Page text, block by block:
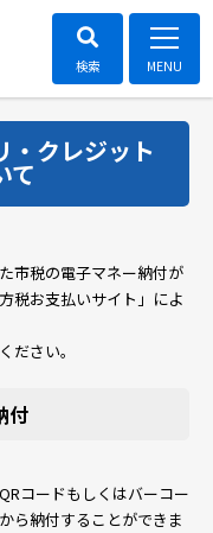
・クレジット
て
市税の電子マネー納付が
税お支払いサイト」によ
さい。
付
コードもしくはバーコー
ら納付することができま